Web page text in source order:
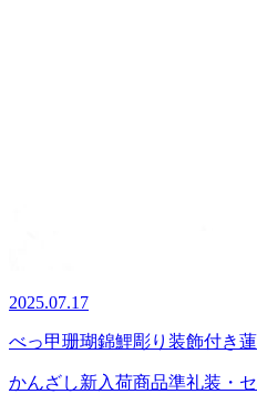
2025.07.17
べっ甲珊瑚錦鯉彫り装飾付き
かんざし新入荷商品準礼装・